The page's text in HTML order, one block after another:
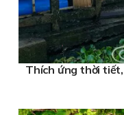
Thích ứng thời